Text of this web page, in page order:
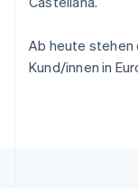
Ab heute stehen
Kund/innen in
Ungarn
English